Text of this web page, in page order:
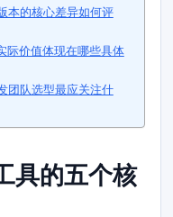
本的核心差异如何评
际价值体现在哪些具体
团队选型最应关注什
具的五个核